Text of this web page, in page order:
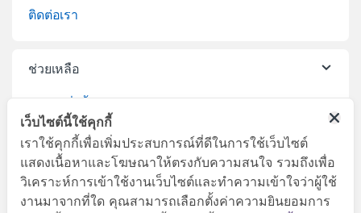
ติดต่อเรา
ช่วยเหลือ
บริการจัดส่งสินค้า
เปลี่ยนคืนสินค้า
เว็บไซต์นี้ใช้คุกกี้
เราใช้คุกกี้เพื่อเพิ่มประสบการณ์ที่ดีในการใช้เว็บไซต์
แสดงเนื้อหาและโฆษณาให้ตรงกับความสนใจ รวมถึงเพื่อ
วิเคราะห์การเข้าใช้งานเว็บไซต์และทำความเข้าใจว่าผู้ใช้
งานมาจากที่ใด คุณสามารถเลือกตั้งค่าความยินยอมการ